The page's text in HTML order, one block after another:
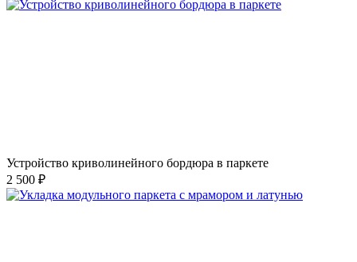
Устройство криволинейного бордюра в паркете
2 500 ₽